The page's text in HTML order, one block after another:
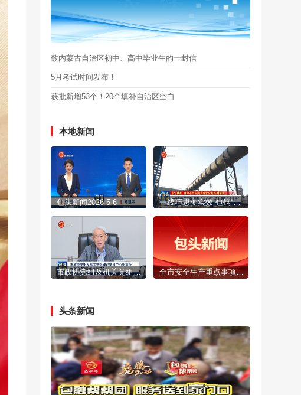
致内蒙古自治区初中、高中毕业生的一封信
5月考试时间发布！
获批新增53个！20个填补自治区空白
本地新闻
包头新闻2026-5-6 一线巧思变实效 包钢“金点子”结出增收“金果子”
市政协党组及机关党组理论学习中心组举行2026年第3次集体学习会 全市安全生产重点事项部署会召开
头条新闻